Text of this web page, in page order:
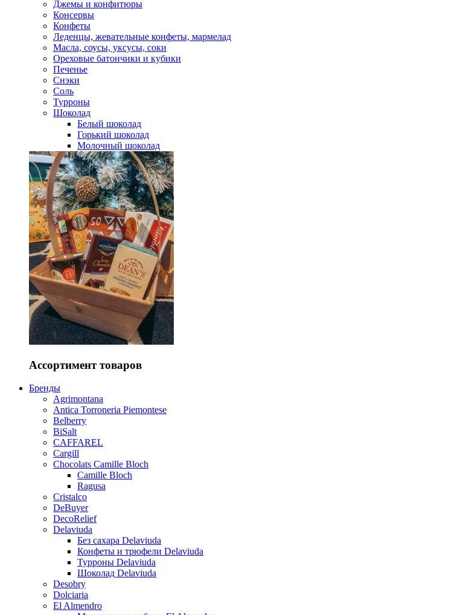
Джемы и конфитюры
Консервы
Конфеты
Леденцы, жевательные конфеты, мармелад
Масла, соусы, уксусы, соки
Ореховые батончики и кубики
Печенье
Снэки
Соль
Турроны
Шоколад
Белый шоколад
Горький шоколад
Молочный шоколад
Ассортимент товаров
Бренды
Agrimontana
Antica Torroneria Piemontese
Belberry
BiSalt
CAFFAREL
Cargill
Chocolats Camille Bloch
Camille Bloch
Ragusa
Cristalco
DeBuyer
DecoRelief
Delaviuda
Без сахара Delaviuda
Конфеты и трюфели Delaviuda
Турроны Delaviuda
Шоколад Delaviuda
Desobry
Dolciaria
El Almendro